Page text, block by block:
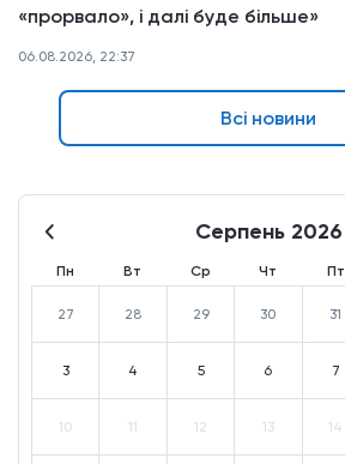
«прорвало», і далі буде більше»
06.08.2026, 22:37
Всі новини
Серпень 2026
Пн Вт Ср Чт Пт
27 28 29 30 31
3 4 5 6 7
10 11 12 13 14